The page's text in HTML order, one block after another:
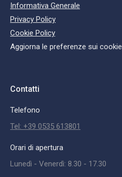
Informativa Generale
Privacy Policy
Cookie Policy
Aggiorna le preferenze sui cookie
Contatti
Telefono
Tel: +39 0535 613801
Orari di apertura
Lunedì - Venerdì: 8.30 - 17.30